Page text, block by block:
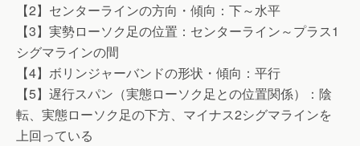
【2】センターラインの方向・傾向：下～水平
【3】実勢ローソク足の位置：センターライン～プラス1
シグマラインの間
【4】ボリンジャーバンドの形状・傾向：平行
【5】遅行スパン（実態ローソク足との位置関係）：陰
転、実態ローソク足の下方、マイナス2シグマラインを
上回っている